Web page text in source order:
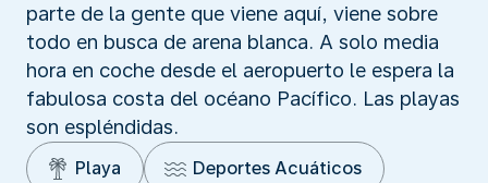
parte de la gente que viene aquí, viene sobre
todo en busca de arena blanca. A solo media
hora en coche desde el aeropuerto le espera la
fabulosa costa del océano Pacífico. Las playas
son espléndidas.
Playa Deportes Acuáticos